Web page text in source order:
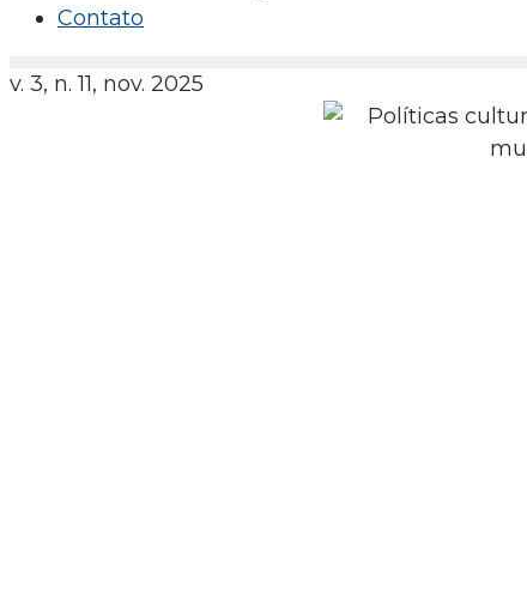
Contato
v. 3, n. 11, nov. 2025